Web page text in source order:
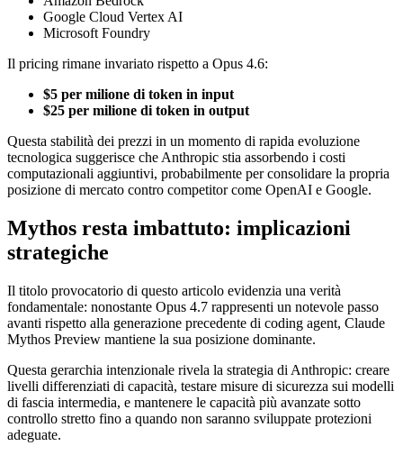
Google Cloud Vertex AI
Microsoft Foundry
Il pricing rimane invariato rispetto a Opus 4.6:
$5 per milione di token in input
$25 per milione di token in output
Questa stabilità dei prezzi in un momento di rapida evoluzione
tecnologica suggerisce che Anthropic stia assorbendo i costi
computazionali aggiuntivi, probabilmente per consolidare la propria
posizione di mercato contro competitor come OpenAI e Google.
Mythos resta imbattuto: implicazioni
strategiche
Il titolo provocatorio di questo articolo evidenzia una verità
fondamentale: nonostante Opus 4.7 rappresenti un notevole passo
avanti rispetto alla generazione precedente di coding agent, Claude
Mythos Preview mantiene la sua posizione dominante.
Questa gerarchia intenzionale rivela la strategia di Anthropic: creare
livelli differenziati di capacità, testare misure di sicurezza sui modelli
di fascia intermedia, e mantenere le capacità più avanzate sotto
controllo stretto fino a quando non saranno sviluppate protezioni
adeguate.